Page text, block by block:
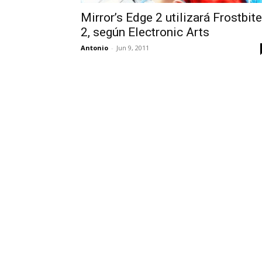
Mirror’s Edge 2 utilizará Frostbite
2, según Electronic Arts
Antonio - Jun 9, 2011